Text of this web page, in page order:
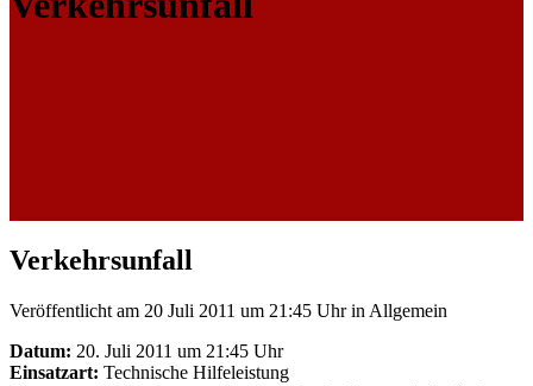
Verkehrsunfall
Veröffentlicht am 20 Juli 2011 um 21:45 Uhrin Allgemein
Datum: 20. Juli 2011 um 21:45 Uhr
Einsatzart: Technische Hilfeleistung